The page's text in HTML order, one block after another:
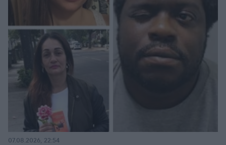
07.08.2026, 22:54